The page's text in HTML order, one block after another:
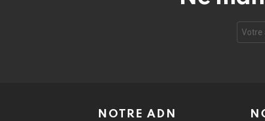
e-
mail
NOTRE ADN